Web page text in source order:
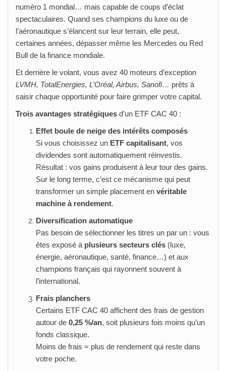
numéro 1 mondial… mais capable de coups d’éclat
spectaculaires. Quand ses champions du luxe ou de
l’aéronautique s’élancent sur leur terrain, elle peut,
certaines années, dépasser même les Mercedes ou Red
Bull de la finance mondiale.
Et derrière le volant, vous avez 40 moteurs d’exception
LVMH, TotalEnergies, L’Oréal, Airbus, Sanofi… prêts à
saisir chaque opportunité pour faire grimper votre capital.
Trois avantages stratégiques d’un ETF CAC 40 :
Effet boule de neige des intérêts composés
Si vous choisissez un ETF capitalisant, vos
dividendes sont automatiquement réinvestis.
Résultat : vos gains produisent à leur tour des gains.
Sur le long terme, c’est ce mécanisme qui peut
transformer un simple placement en véritable
machine à rendement.
Diversification automatique
Pas besoin de sélectionner les titres un par un : vous
êtes exposé à plusieurs secteurs clés (luxe,
énergie, aéronautique, santé, finance…) et aux
champions français qui rayonnent souvent à
l’international.
Frais planchers
Certains ETF CAC 40 affichent des frais de gestion
autour de 0,25 %/an, soit plusieurs fois moins qu’un
fonds classique.
Moins de frais = plus de rendement qui reste dans
votre poche.